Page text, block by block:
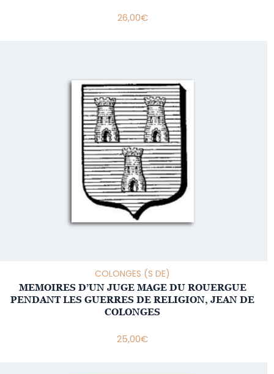
26,00€
COLONGES (S DE)
MEMOIRES D’UN JUGE MAGE DU ROUERGUE
PENDANT LES GUERRES DE RELIGION, JEAN DE
COLONGES
25,00€